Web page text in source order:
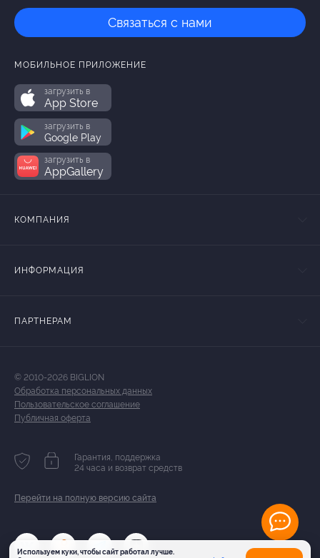
Используем куки, чтобы сайт работал лучше.
Связаться с нами
МОБИЛЬНОЕ ПРИЛОЖЕНИЕ
загрузить в
App Store
загрузить в
Google Play
загрузить в
AppGallery
КОМПАНИЯ
ИНФОРМАЦИЯ
ПАРТНЕРАМ
© 2010-2026 BIGLION
Обработка персональных данных
Пользовательское соглашение
Публичная оферта
Гарантия, поддержка
24 часа и возврат средств
Перейти на полную версию сайта